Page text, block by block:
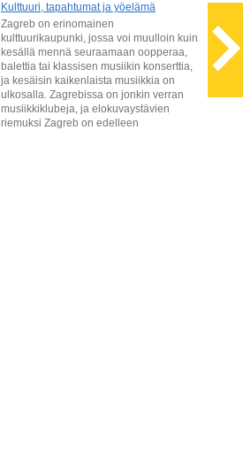
Kulttuuri, tapahtumat ja yöelämä
Zagreb on erinomainen
kulttuurikaupunki, jossa voi muulloin kuin
kesällä mennä seuraamaan oopperaa,
balettia tai klassisen musiikin konserttia,
ja kesäisin kaikenlaista musiikkia on
ulkosalla. Zagrebissa on jonkin verran
musiikkiklubeja, ja elokuvaystävien
riemuksi Zagreb on edelleen